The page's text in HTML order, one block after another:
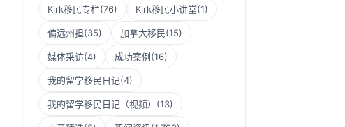
Kirk移民专栏(76) Kirk移民小讲堂(1)
偏远州担(35) 加拿大移民(15)
媒体采访(4) 成功案例(16)
我的留学移民日记(4)
我的留学移民日记（视频） (13)